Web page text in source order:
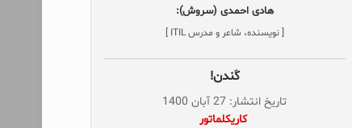
هادی احمدی (سروش):
[ نویسنده، شاعر و مدرس ITIL ]
کَندن!
تاریخ انتشار: 27 آبان 1400
‌ کاریکلماتور